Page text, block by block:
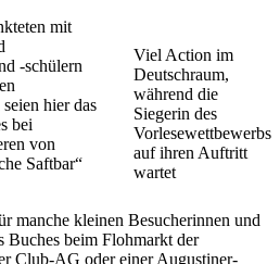
Viel Action im
Deutschraum,
während die
Siegerin des
Vorlesewettbewerbs
auf ihren Auftritt
wartet
mit
-schülern
hier das
bei
von
Saftbar“
manche kleinen Besucherinnen und
Buches beim Flohmarkt der
Club-AG oder einer Augustiner-